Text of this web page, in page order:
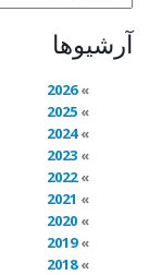
آرشیوها
2026
2025
2024
2023
2022
2021
2020
2019
2018